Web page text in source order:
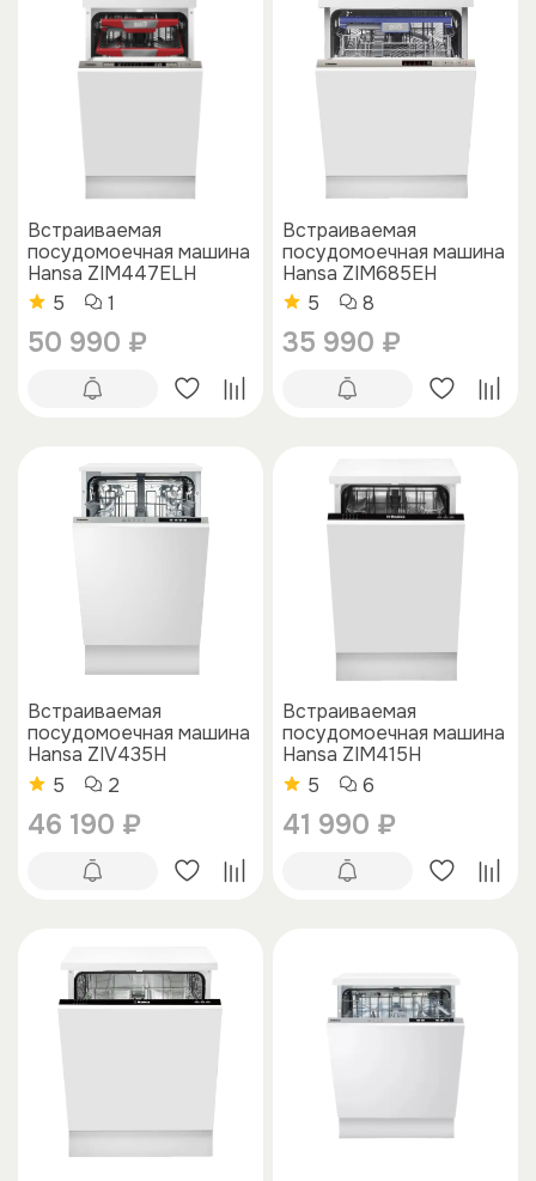
Встраиваемая
посудомоечная машина
Hansa ZIM447ELH
5
1
50 990 ₽
Встраиваемая
посудомоечная машина
Hansa ZIM685EH
5
8
35 990 ₽
Встраиваемая
посудомоечная машина
Hansa ZIV435H
5
2
46 190 ₽
Встраиваемая
посудомоечная машина
Hansa ZIM415H
5
6
41 990 ₽